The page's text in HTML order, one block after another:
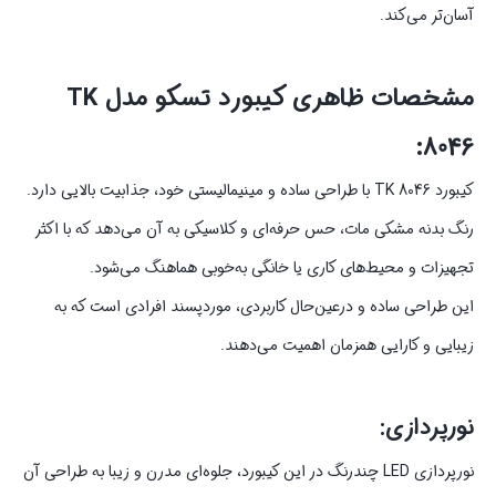
آسان‌تر می‌کند.
مشخصات ظاهری کیبورد تسکو مدل TK
8046:
کیبورد TK 8046 با طراحی ساده و مینیمالیستی خود، جذابیت بالایی دارد.
رنگ بدنه مشکی مات، حس حرفه‌ای و کلاسیکی به آن می‌دهد که با اکثر
تجهیزات و محیط‌های کاری یا خانگی به‌خوبی هماهنگ می‌شود.
این طراحی ساده و درعین‌حال کاربردی، موردپسند افرادی است که به
زیبایی و کارایی همزمان اهمیت می‌دهند.
نورپردازی:
نورپردازی LED چندرنگ در این کیبورد، جلوه‌ای مدرن و زیبا به طراحی آن